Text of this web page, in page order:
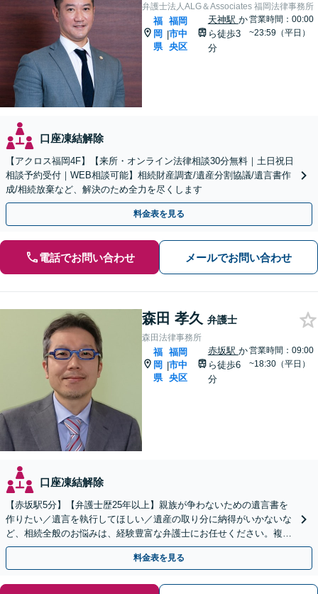
弁護士法人ALG＆Associates 福岡法律事務所
福
岡
県
|
福岡
市中
央区
天神駅 か
ら徒歩3
分
営業時間：00:00
~23:59（平日）
口座凍結解除
【アクロス福岡4F】【来所・オンライン法律相談30分無料｜土日祝日
相談予約受付｜WEB相談可能】相続財産調査/遺産分割協議/遺言書作
成/相続放棄など、解決のため全力を尽くします
料金表を見る
電話でお問い合わせ メールでお問い合わせ
森田 孝久 弁護士
森田法律事務所
福
岡
県
|
福岡
市中
央区
赤坂駅 か
ら徒歩6
分
営業時間：09:00
~18:30（平日）
口座凍結解除
【赤坂駅5分】【弁護士歴25年以上】親族が争わないための遺言書を
作りたい／遺言を執行してほしい／遺産の取り分に納得がいかないな
ど、相続全般のお悩みは、経験豊富な弁護士にお任せください。複雑
な問題も粘り強く対応し、解決に導きます。
料金表を見る